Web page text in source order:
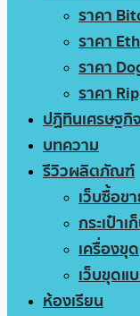
ราคา
ราคา
ราคา
ราคา
ปฏิทินเศรษฐกิ
บทความ
รีวิวผลิตภัณฑ์
เว็บซื้อข
กระเป๋า
เครื่องขุด
เว็บขุดแ
ห้องเรียน